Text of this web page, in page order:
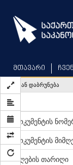
main
content
მთავარი
უკან დაბრუნება
დოკუმენტის
დოკუმენტის
მიღების თარიღი